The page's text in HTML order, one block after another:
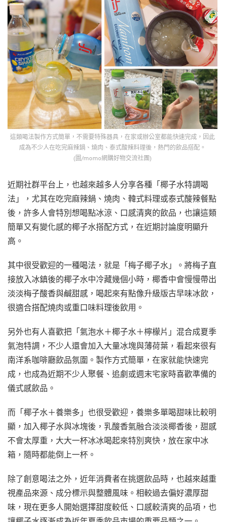
這類喝法製作方式簡單，不需要特殊器具，在家或辦公室都能快速完成，因此
成為不少人在吃完麻辣鍋、燒肉、泰式酸辣料理後，熱門的飲品搭配。
(圖/momo網購好物交流社團)
近期社群平台上，也越來越多人分享各種「椰子水特調喝
法」，尤其在吃完麻辣鍋、燒肉、韓式料理或泰式酸辣餐點
後，許多人會特別想喝點冰涼、口感清爽的飲品，也讓這類
簡單又有變化感的椰子水搭配方式，在近期討論度明顯升
高。
其中很受歡迎的一種喝法，就是「梅子椰子水」。將梅子直
接放入冰鎮後的椰子水中冷藏幾個小時，椰香中會慢慢帶出
淡淡梅子酸香與鹹甜感，喝起來有點像升級版古早味冰飲，
很適合搭配燒肉或重口味料理後飲用。
另外也有人喜歡把「氣泡水＋椰子水＋檸檬片」混合成夏季
氣泡特調，不少人還會加入大量冰塊與薄荷葉，看起來很有
南洋系咖啡廳飲品氛圍。製作方式簡單，在家就能快速完
成，也成為近期不少人聚餐、追劇或週末宅家時喜歡準備的
儀式感飲品。
而「椰子水＋養樂多」也很受歡迎，養樂多單喝甜味比較明
顯，加入椰子水與冰塊後，乳酸香氣融合淡淡椰香後，甜感
不會太厚重，大大一杯冰冰喝起來特別爽快，放在家中冰
箱，隨時都能倒上一杯。
除了創意喝法之外，近年消費者在挑選飲品時，也越來越重
視產品來源、成分標示與整體風味。相較過去偏好濃厚甜
味，現在更多人開始選擇甜度較低、口感較清爽的品項，也